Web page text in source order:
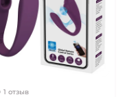
1 отзыв